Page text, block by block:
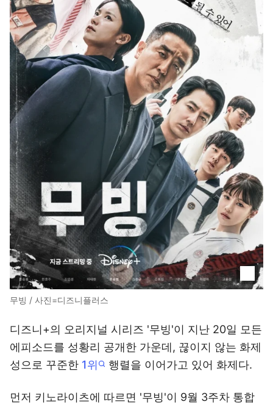
무빙 / 사진=디즈니플러스
디즈니+의 오리지널 시리즈 '무빙'이 지난 20일 모든
에피소드를 성황리 공개한 가운데, 끊이지 않는 화제
성으로 꾸준한 1위 행렬을 이어가고 있어 화제다.
먼저 키노라이츠에 따르면 '무빙'이 9월 3주차 통합